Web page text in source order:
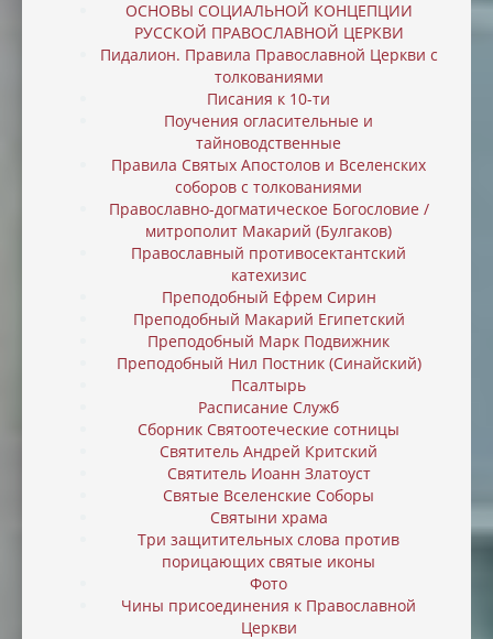
ОСНОВЫ СОЦИАЛЬНОЙ КОНЦЕПЦИИ
РУССКОЙ ПРАВОСЛАВНОЙ ЦЕРКВИ
Пидалион. Правила Православной Церкви с
толкованиями
Писания к 10-ти
Поучения огласительные и
тайноводственные
Правила Святых Апостолов и Вселенских
соборов с толкованиями
Православно-догматическое Богословие /
митрополит Макарий (Булгаков)
Православный противосектантский
катехизис
Преподобный Ефрем Сирин
Преподобный Макарий Египетский
Преподобный Марк Подвижник
Преподобный Нил Постник (Синайский)
Псалтырь
Расписание Служб
Сборник Святоотеческие сотницы
Святитель Андрей Критский
Святитель Иоанн Златоуст
Святые Вселенские Соборы
Святыни храма
Три защитительных слова против
порицающих святые иконы
Фото
Чины присоединения к Православной
Церкви